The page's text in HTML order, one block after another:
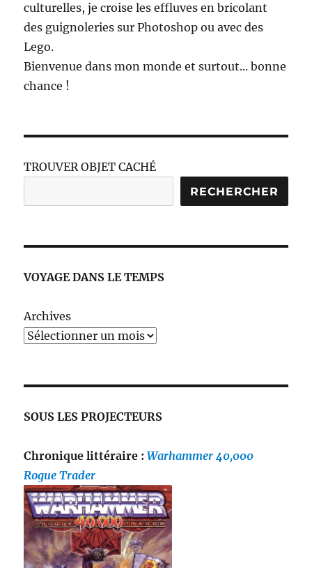
culturelles, je croise les effluves en bricolant
des guignoleries sur Photoshop ou avec des
Lego.
Bienvenue dans mon monde et surtout... bonne
chance !
TROUVER OBJET CACHÉ
RECHERCHER
VOYAGE DANS LE TEMPS
Archives
SOUS LES PROJECTEURS
Chronique littéraire :Warhammer 40,000
Rogue Trader